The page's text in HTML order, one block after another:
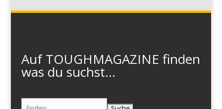
Auf TOUGHMAGAZINE finden
was du suchst...
Suchen